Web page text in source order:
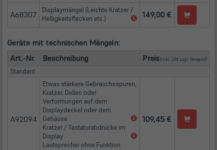
neuem
Tab)
A68307
Displaymängel (Leichte Kratzer /
Helligkeitsflecken etc.)
(öffnet
149,00 €
Geräte mit technischen Mängeln:
Art.-Nr.
Beschreibung Preis(inkl. USt zzgl. Versand)
Standard
A92094
Etwas stärkere Gebrauchsspuren,
Kratzer, Dellen oder
Verformungen auf dem
Displaydeckel oder dem
Gehäuse
(öffnet
neuem
Kratzer / Tastaturabdrücke im
Display
(öffnet
Lautsprecher ohne Funktion
109,45 €